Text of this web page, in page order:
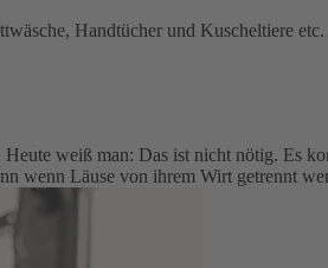
Handtücher und Kuscheltiere
weiß man: Das ist nicht nötig. Es
wenn Läuse von ihrem Wirt getrennt